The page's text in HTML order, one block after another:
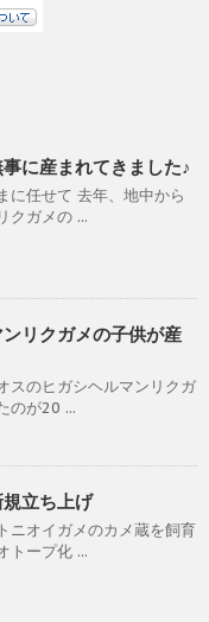
に産まれてきました♪
に任せて 去年、地中から
クガメの ...
リクガメの子供が産
スのヒガシヘルマンリクガ
のが20 ...
立ち上げ
ニオイガメのカメ蔵を飼育
トープ化 ...